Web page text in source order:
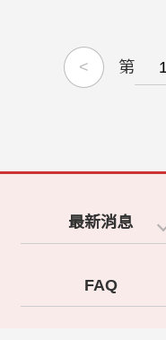
< 第
最新消息
FAQ